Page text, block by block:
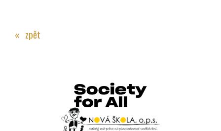
« zpět